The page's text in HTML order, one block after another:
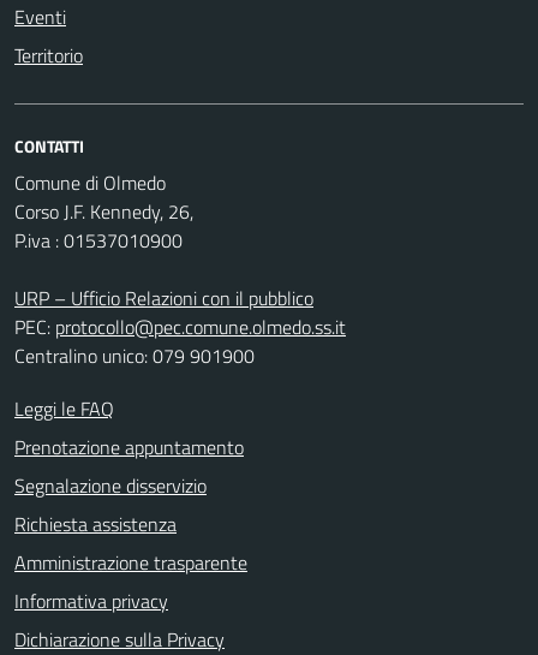
Eventi
Territorio
CONTATTI
Comune di Olmedo
Corso J.F. Kennedy, 26,
P.iva : 01537010900
URP – Ufficio Relazioni con il pubblico
PEC: protocollo@pec.comune.olmedo.ss.it
Centralino unico: 079 901900
Leggi le FAQ
Prenotazione appuntamento
Segnalazione disservizio
Richiesta assistenza
Amministrazione trasparente
Informativa privacy
Dichiarazione sulla Privacy